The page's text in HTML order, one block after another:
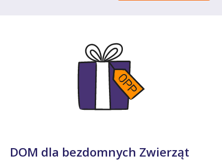
DOM dla bezdomnych Zwierząt